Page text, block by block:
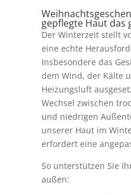
gepflegte Haut das
Der Winterzeit stellt
eine echte
Insbesondere das
dem Wind, der Kälte
Heizungsluft
Wechsel zwischen
und niedrigen
unserer Haut im
erfordert eine
So unterstützen Sie
außen: